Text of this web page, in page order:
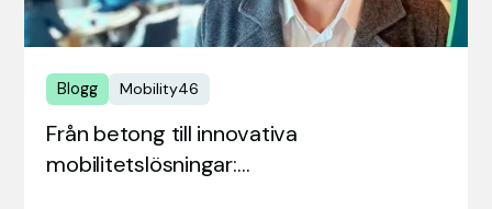
Blogg Mobility46
Från betong till innovativa
mobilitetslösningar:…